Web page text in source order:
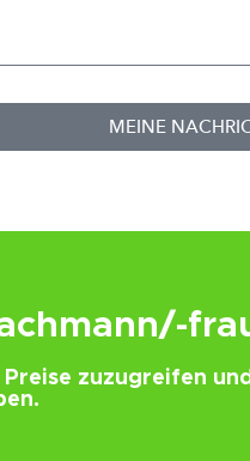
MEINE
zuzugreifen